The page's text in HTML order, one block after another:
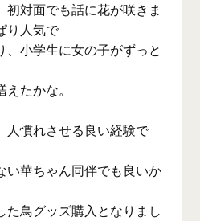
対面でも話に花が咲きま
り人気で
、小学生に女の子がずっと
たかな。
人慣れさせる良い経験で
い華ちゃん同伴でも良いか
た鳥グッズ購入となりまし